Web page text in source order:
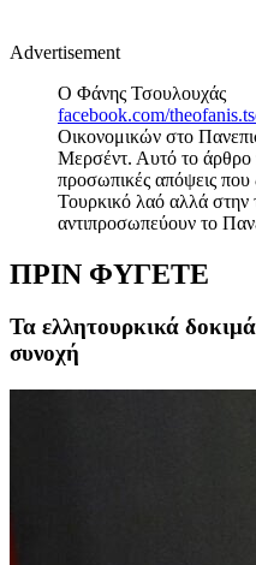
Advertisement
Ο Φάνης Τσουλουχάς
facebook.com/
Οικονομικών στο
Μερσέντ. Αυτό το άρθρο
προσωπικές απόψεις που
Τουρκικό λαό αλλά στην
αντιπροσωπεύουν το
ΠΡΙΝ ΦΥΓΕΤΕ
Τα ελλητουρκικά
συνοχή